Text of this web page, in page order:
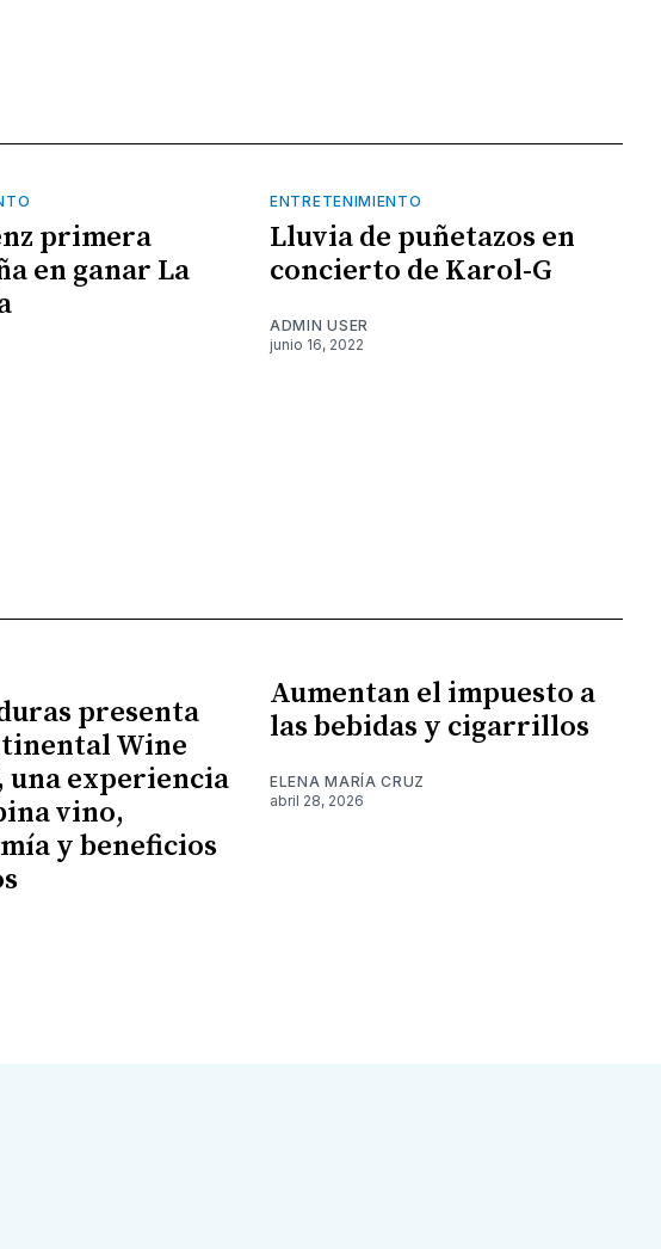
primera
en ganar La
ENTRETENIMIENTO
Lluvia de puñetazos en
concierto de Karol-G
ADMIN USER
junio 16, 2022
presenta
Wine
una experiencia
vino,
y beneficios
Aumentan el impuesto a
las bebidas y cigarrillos
ELENA MARÍA CRUZ
abril 28, 2026